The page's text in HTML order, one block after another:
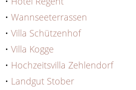
• Wannseeterrassen
• Villa Schützenhof
• Villa Kogge
• Hochzeitsvilla Zehlendorf
• Landgut Stober